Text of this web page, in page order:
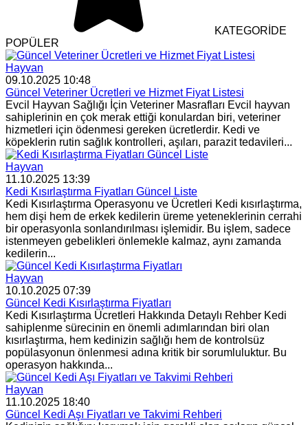
KATEGORİDE
POPÜLER
Hayvan
09.10.2025 10:48
Güncel Veteriner Ücretleri ve Hizmet Fiyat Listesi
Evcil Hayvan Sağlığı İçin Veteriner Masrafları Evcil hayvan
sahiplerinin en çok merak ettiği konulardan biri, veteriner
hizmetleri için ödenmesi gereken ücretlerdir. Kedi ve
köpeklerin rutin sağlık kontrolleri, aşıları, parazit tedavileri...
Hayvan
11.10.2025 13:39
Kedi Kısırlaştırma Fiyatları Güncel Liste
Kedi Kısırlaştırma Operasyonu ve Ücretleri Kedi kısırlaştırma,
hem dişi hem de erkek kedilerin üreme yeteneklerinin cerrahi
bir operasyonla sonlandırılması işlemidir. Bu işlem, sadece
istenmeyen gebelikleri önlemekle kalmaz, aynı zamanda
kedilerin...
Hayvan
10.10.2025 07:39
Güncel Kedi Kısırlaştırma Fiyatları
Kedi Kısırlaştırma Ücretleri Hakkında Detaylı Rehber Kedi
sahiplenme sürecinin en önemli adımlarından biri olan
kısırlaştırma, hem kedinizin sağlığı hem de kontrolsüz
popülasyonun önlenmesi adına kritik bir sorumluluktur. Bu
operasyon hakkında...
Hayvan
11.10.2025 18:40
Güncel Kedi Aşı Fiyatları ve Takvimi Rehberi